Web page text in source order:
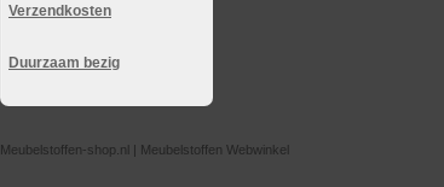
Verzendkosten
Duurzaam bezig
Meubelstoffen-shop.nl | Meubelstoffen Webwinkel